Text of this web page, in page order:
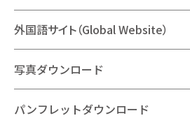
外国語サイト（Global Website）
写真ダウンロード
パンフレットダウンロード